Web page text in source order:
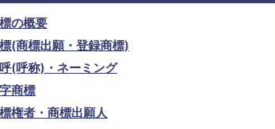
の概要
(商標出願・登録商標)
(呼称)・ネーミング
商標
権者・商標出願人